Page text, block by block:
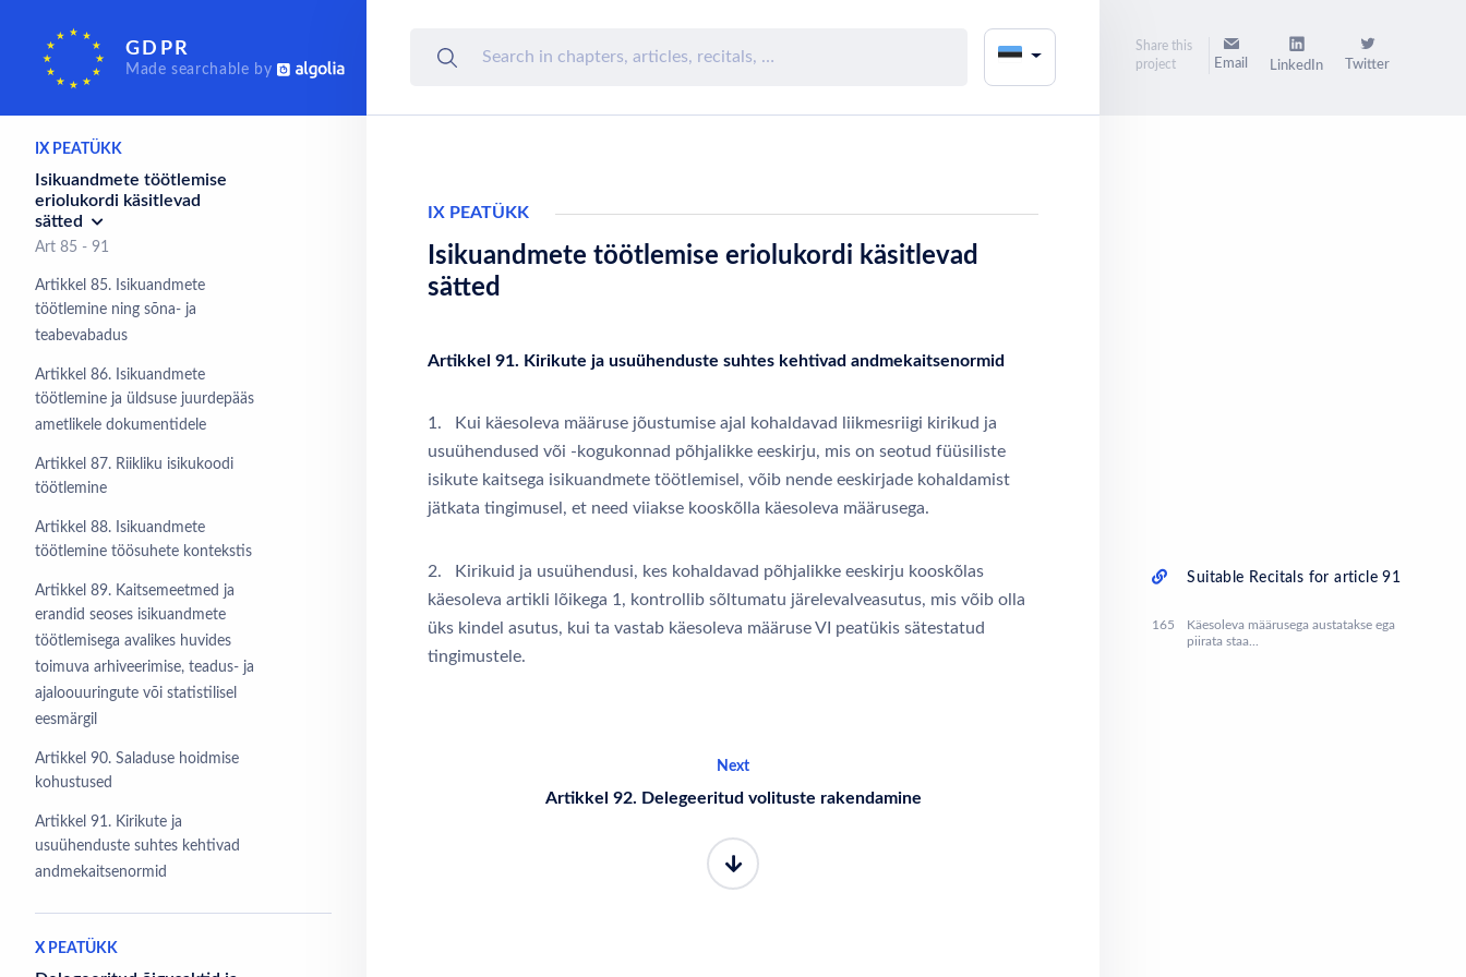
GDPR
Made searchable by
Õiguskaitsevahendid,
vastutus ja karistused
Art 77 - 84
IX PEATÜKK
Isikuandmete töötlemise
eriolukordi käsitlevad
sätted
Art 85 - 91
Artikkel 85. Isikuandmete
töötlemine ning sõna- ja
teabevabadus
Artikkel 86. Isikuandmete
töötlemine ja üldsuse juurdepääs
ametlikele dokumentidele
Artikkel 87. Riikliku isikukoodi
töötlemine
Artikkel 88. Isikuandmete
töötlemine töösuhete kontekstis
Artikkel 89. Kaitsemeetmed ja
erandid seoses isikuandmete
töötlemisega avalikes huvides
toimuva arhiveerimise, teadus- ja
ajaloouuringute või statistilisel
eesmärgil
Artikkel 90. Saladuse hoidmise
kohustused
Artikkel 91. Kirikute ja
usuühenduste suhtes kehtivad
andmekaitsenormid
X PEATÜKK
IX PEATÜKK
Isikuandmete töötlemise eriolukordi käsitlevad
sätted
Artikkel 91. Kirikute ja usuühenduste suhtes kehtivad andmekaitsenormid
1. Kui käesoleva määruse jõustumise ajal kohaldavad liikmesriigi kirikud ja
usuühendused või -kogukonnad põhjalikke eeskirju, mis on seotud füüsiliste
isikute kaitsega isikuandmete töötlemisel, võib nende eeskirjade kohaldamist
jätkata tingimusel, et need viiakse kooskõlla käesoleva määrusega.
2. Kirikuid ja usuühendusi, kes kohaldavad põhjalikke eeskirju kooskõlas
käesoleva artikli lõikega 1, kontrollib sõltumatu järelevalveasutus, mis võib olla
üks kindel asutus, kui ta vastab käesoleva määruse VI peatükis sätestatud
tingimustele.
Next
Artikkel 92. Delegeeritud volituste rakendamine
Share this
project
Email LinkedIn Twitter
Suitable Recitals for article 91
165
Käesoleva määrusega austatakse ega
piirata staa...